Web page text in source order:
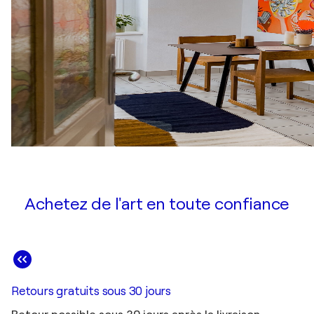
Achetez de l'art en toute confiance
Retours gratuits sous 30 jours